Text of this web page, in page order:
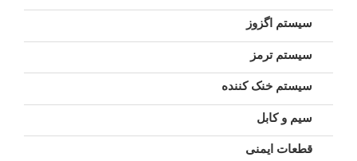
سیستم اگزوز
سیستم ترمز
سیستم خنک کننده
سیم و کابل
قطعات ایمنی